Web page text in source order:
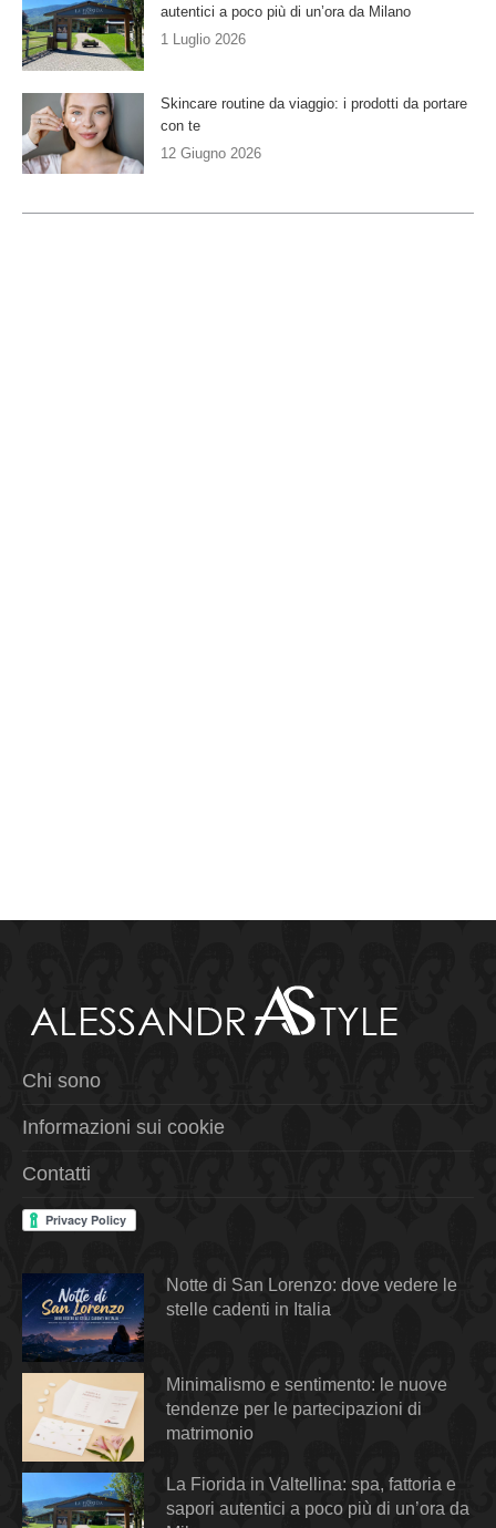
autentici a poco più di un’ora da Milano
1 Luglio 2026
Skincare routine da viaggio: i prodotti da portare
con te
12 Giugno 2026
Chi sono
Informazioni sui cookie
Contatti
Notte di San Lorenzo: dove vedere le
stelle cadenti in Italia
Minimalismo e sentimento: le nuove
tendenze per le partecipazioni di
matrimonio
La Fiorida in Valtellina: spa, fattoria e
sapori autentici a poco più di un’ora da